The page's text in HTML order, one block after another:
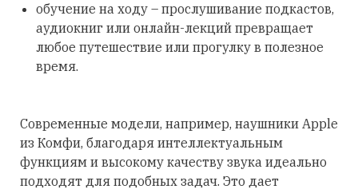
обучение на ходу – прослушивание подкастов,
аудиокниг или онлайн-лекций превращает
любое путешествие или прогулку в полезное
время.
Современные модели, например, наушники Apple
из Комфи, благодаря интеллектуальным
функциям и высокому качеству звука идеально
подходят для подобных задач. Это дает